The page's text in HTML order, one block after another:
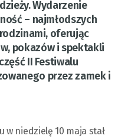
Wydarzenie
– najmłodszych
oferując
pokazów i spektakli
II Festiwalu
przez zamek i
w niedzielę 10 maja stał